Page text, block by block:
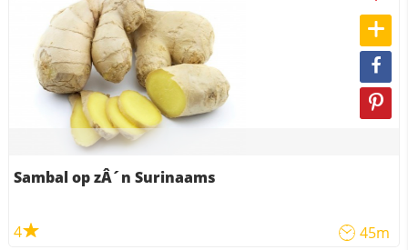
Sambal op zÂ´n Surinaams
4 45m